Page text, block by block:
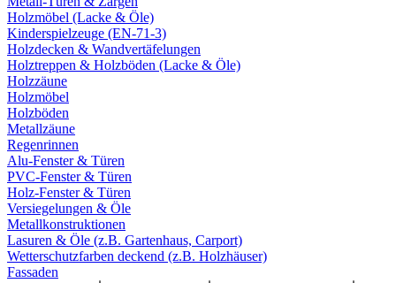
Holzmöbel (Lacke & Öle)
Kinderspielzeuge (EN-71-3)
Holzdecken & Wandvertäfelungen
Holztreppen & Holzböden (Lacke & Öle)
Holzzäune
Holzmöbel
Holzböden
Metallzäune
Regenrinnen
Alu-Fenster & Türen
PVC-Fenster & Türen
Holz-Fenster & Türen
Versiegelungen & Öle
Metallkonstruktionen
Lasuren & Öle (z.B. Gartenhaus, Carport)
Wetterschutzfarben deckend (z.B. Holzhäuser)
Fassaden